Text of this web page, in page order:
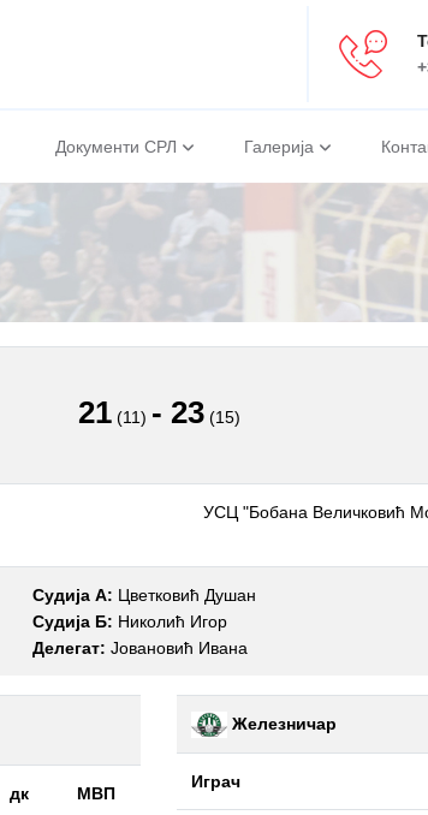
Документи СРЛ Галерија
21(11) - 23(15)
УСЦ "Бобана Величковић
Судија А: Цветковић Душан
Судија Б: Николић Игор
Делегат: Јовановић Ивана
дк МВП
Железничар
Играч